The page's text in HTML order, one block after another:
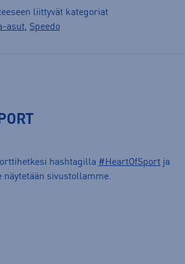
liittyvät kategoriat
asut, Speedo
hashtagilla #HeartOfSport ja
sivustollamme.